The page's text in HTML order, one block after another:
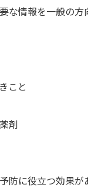
な情報を一般の
こと
剤
防に役立つ効果